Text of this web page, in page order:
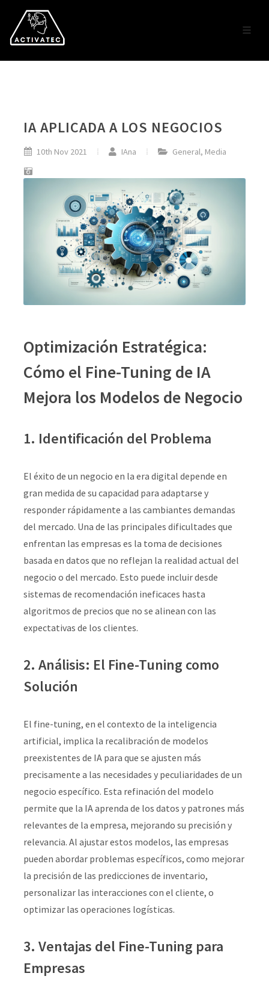
IA APLICADA A LOS NEGOCIOS
10th Nov 2021 IAna General, Media
Optimización Estratégica:
Cómo el Fine-Tuning de IA
Mejora los Modelos de Negocio
1. Identificación del Problema
El éxito de un negocio en la era digital depende en
gran medida de su capacidad para adaptarse y
responder rápidamente a las cambiantes demandas
del mercado. Una de las principales dificultades que
enfrentan las empresas es la toma de decisiones
basada en datos que no reflejan la realidad actual del
negocio o del mercado. Esto puede incluir desde
sistemas de recomendación ineficaces hasta
algoritmos de precios que no se alinean con las
expectativas de los clientes.
2. Análisis: El Fine-Tuning como
Solución
El fine-tuning, en el contexto de la inteligencia
artificial, implica la recalibración de modelos
preexistentes de IA para que se ajusten más
precisamente a las necesidades y peculiaridades de un
negocio específico. Esta refinación del modelo
permite que la IA aprenda de los datos y patrones más
relevantes de la empresa, mejorando su precisión y
relevancia. Al ajustar estos modelos, las empresas
pueden abordar problemas específicos, como mejorar
la precisión de las predicciones de inventario,
personalizar las interacciones con el cliente, o
optimizar las operaciones logísticas.
3. Ventajas del Fine-Tuning para
Empresas